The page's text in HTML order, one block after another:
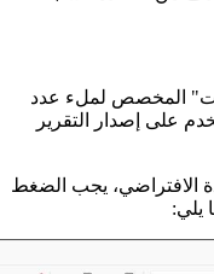
المخصص لملء عدد
على إصدار التقرير
الافتراضي، يجب الضغط
يلي: